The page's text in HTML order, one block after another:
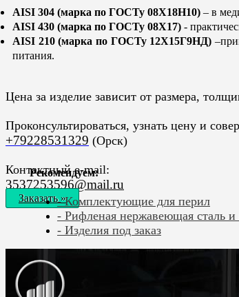
AISI 304 (марка по ГОСТу 08Х18Н10) – в
AISI 430 (марка по ГОСТу 08X17) -
AISI 210 (марка по ГОСТу 12Х15Г9НД)
питания.
Цена за изделие зависит от размера,
Проконсультироваться, узнать цену и
+79228531329 (Орск)
Контактный e-mail:
3537253596@mail.ru
Заказать »
Рекомендуем:
Комплектующие для перил
Рифленая нержавеющая сталь
Изделия под заказ